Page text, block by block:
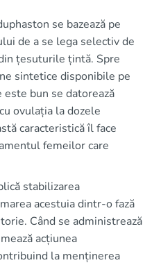
se bazează pe
de a se lega selectiv de
țesuturile țintă. Spre
sintetice disponibile pe
bun se datorează
ovulația la dozele
caracteristică îl face
femeilor care
stabilizarea
acestuia dintr-o fază
Când se administrează
acțiunea
la menținerea